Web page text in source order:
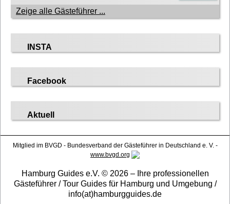
Zeige alle Gästeführer ...
INSTA
Facebook
Aktuell
Mitglied im BVGD - Bundesverband der Gästeführer in Deutschland e. V. -
www.bvgd.org
Hamburg Guides e.V. © 2026 – Ihre professionellen
Gästeführer / Tour Guides für Hamburg und Umgebung /
info(at)hamburgguides.de